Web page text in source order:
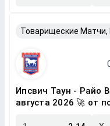
Ипсвич Таун - Райо
августа 2026 🚀 от